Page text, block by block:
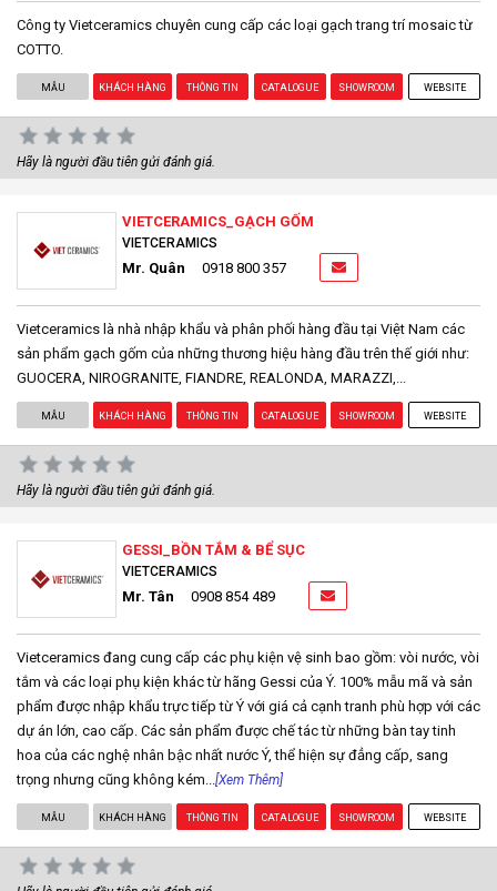
Công ty Vietceramics chuyên cung cấp các loại gạch trang trí mosaic từ
COTTO.
MẪU KHÁCH HÀNG THÔNG TIN CATALOGUE SHOWROOM WEBSITE
Hãy là người đầu tiên gửi đánh giá.
VIETCERAMICS_GẠCH GỐM
VIETCERAMICS
Mr. Quân 0918 800 357
Vietceramics là nhà nhập khẩu và phân phối hàng đầu tại Việt Nam các
sản phẩm gạch gốm của những thương hiệu hàng đầu trên thế giới như:
GUOCERA, NIROGRANITE, FIANDRE, REALONDA, MARAZZI,...
MẪU KHÁCH HÀNG THÔNG TIN CATALOGUE SHOWROOM WEBSITE
Hãy là người đầu tiên gửi đánh giá.
GESSI_BỒN TẮM & BỂ SỤC
VIETCERAMICS
Mr. Tân 0908 854 489
Vietceramics đang cung cấp các phụ kiện vệ sinh bao gồm: vòi nước, vòi
tắm và các loại phụ kiện khác từ hãng Gessi của Ý. 100% mẫu mã và sản
phẩm được nhập khẩu trực tiếp từ Ý với giá cả cạnh tranh phù hợp với các
dự án lớn, cao cấp. Các sản phẩm được chế tác từ những bàn tay tinh
hoa của các nghệ nhân bậc nhất nước Ý, thể hiện sự đẳng cấp, sang
trọng nhưng cũng không kém... [Xem Thêm]
MẪU KHÁCH HÀNG THÔNG TIN CATALOGUE SHOWROOM WEBSITE